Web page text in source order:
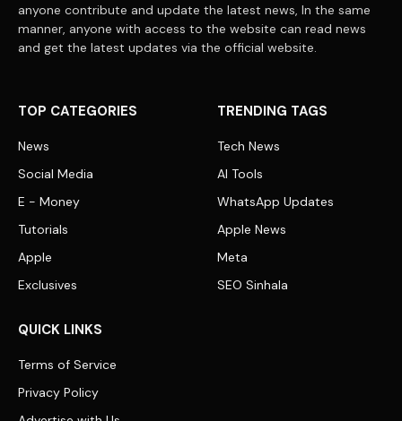
anyone contribute and update the latest news, In the same
manner, anyone with access to the website can read news
and get the latest updates via the official website.
TOP CATEGORIES
News
Social Media
E - Money
Tutorials
Apple
Exclusives
TRENDING TAGS
Tech News
AI Tools
WhatsApp Updates
Apple News
Meta
SEO Sinhala
QUICK LINKS
Terms of Service
Privacy Policy